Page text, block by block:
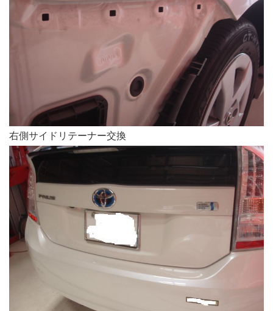
右側サイドリテーナー交換